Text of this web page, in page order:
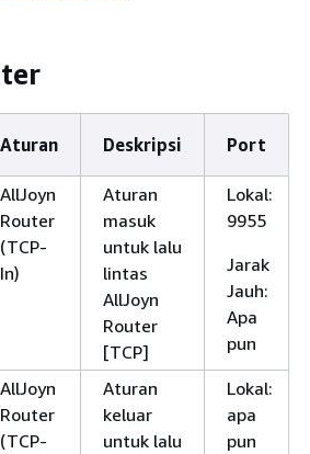
Aturan Deskripsi Port
AllJoyn
Router
(TCP-
In)
Aturan
masuk
untuk lalu
lintas
AllJoyn
Router
[TCP]
Lokal:
9955
Jarak
Jauh:
Apa
pun
AllJoyn
Router
(TCP-
Aturan
keluar
untuk lalu
Lokal:
apa
pun